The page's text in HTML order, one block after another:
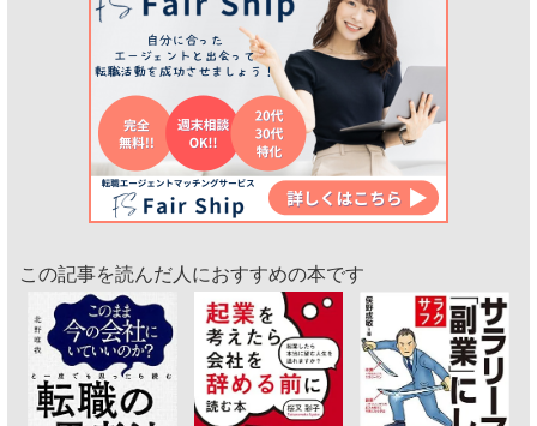
この記事を読んだ人におすすめの本です